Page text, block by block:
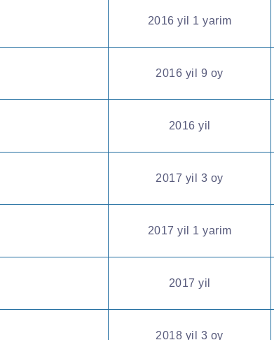
2016 yil 1 yarim
2016 yil 9 oy
2016 yil
2017 yil 3 oy
2017 yil 1 yarim
2017 yil
2018 yil 3 oy